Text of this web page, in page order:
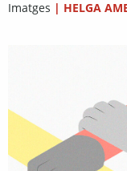
Imatges | HELGA